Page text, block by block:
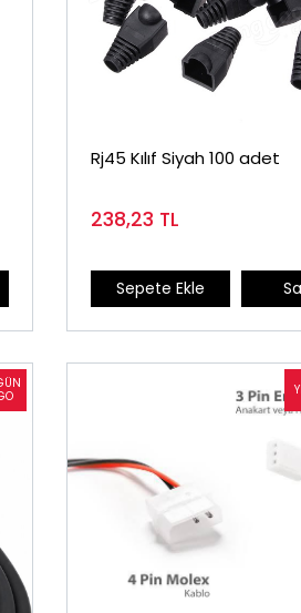
Rj45 Kılıf Siyah 100 adet
238,23 TL
Sepete Ekle